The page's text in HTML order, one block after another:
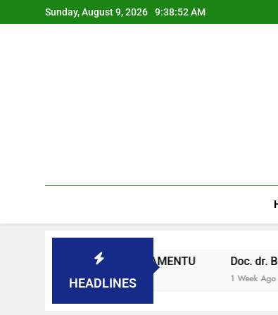
Sunday, August 9, 2026 9:38:53 AM
HEADLINES
PARLAMENTU Doc. dr. Bojan